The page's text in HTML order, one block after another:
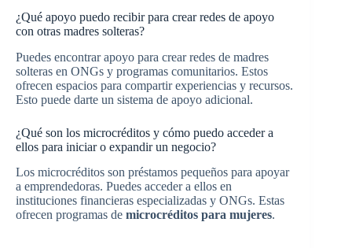
¿Qué apoyo puedo recibir para crear redes de apoyo
con otras madres solteras?
Puedes encontrar apoyo para crear redes de madres
solteras en ONGs y programas comunitarios. Estos
ofrecen espacios para compartir experiencias y recursos.
Esto puede darte un sistema de apoyo adicional.
¿Qué son los microcréditos y cómo puedo acceder a
ellos para iniciar o expandir un negocio?
Los microcréditos son préstamos pequeños para apoyar
a emprendedoras. Puedes acceder a ellos en
instituciones financieras especializadas y ONGs. Estas
ofrecen programas de microcréditos para mujeres.